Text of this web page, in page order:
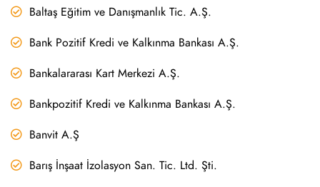
Baltaş Eğitim ve Danışmanlık Tic. A.Ş.
Bank Pozitif Kredi ve Kalkınma Bankası A.Ş.
Bankalararası Kart Merkezi A.Ş.
Bankpozitif Kredi ve Kalkınma Bankası A.Ş.
Banvit A.Ş
Barış İnşaat İzolasyon San. Tic. Ltd. Şti.